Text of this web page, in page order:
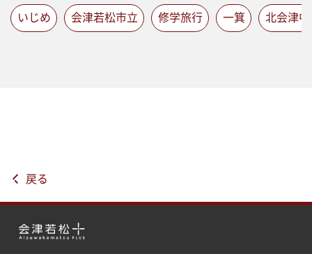
いじめ 会津若松市立 修学旅行 一箕 北会津中
戻る